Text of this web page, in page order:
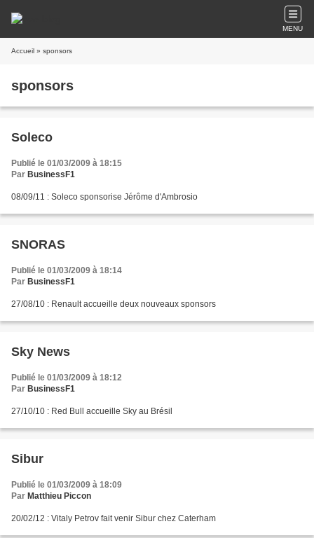
MENU
Accueil » sponsors
sponsors
Soleco
Publié le 01/03/2009 à 18:15
Par BusinessF1
08/09/11 : Soleco sponsorise Jérôme d'Ambrosio
SNORAS
Publié le 01/03/2009 à 18:14
Par BusinessF1
27/08/10 : Renault accueille deux nouveaux sponsors
Sky News
Publié le 01/03/2009 à 18:12
Par BusinessF1
27/10/10 : Red Bull accueille Sky au Brésil
Sibur
Publié le 01/03/2009 à 18:09
Par Matthieu Piccon
20/02/12 : Vitaly Petrov fait venir Sibur chez Caterham